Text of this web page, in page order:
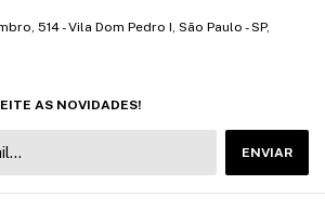
514 - Vila Dom Pedro I, São Paulo - SP,
AS NOVIDADES!